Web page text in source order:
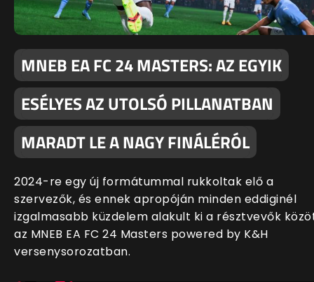
MNEB EA FC 24 MASTERS: AZ EGYIK
ESÉLYES AZ UTOLSÓ PILLANATBAN
MARADT LE A NAGY FINÁLÉRÓL
2024-re egy új formátummal rukkoltak elő a
szervezők, és ennek apropóján minden eddiginél
izgalmasabb küzdelem alakult ki a résztvevők
az MNEB EA FC 24 Masters powered by K&H
versenysorozatban.